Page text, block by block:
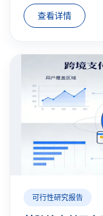
查看详情
可行性研究报告